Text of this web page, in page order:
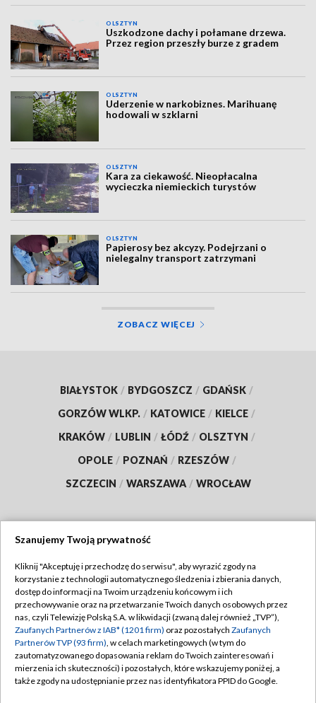
OLSZTYN
Uszkodzone dachy i połamane drzewa.
Przez region przeszły burze z gradem
OLSZTYN
Uderzenie w narkobiznes. Marihuanę
hodowali w szklarni
OLSZTYN
Kara za ciekawość. Nieopłacalna
wycieczka niemieckich turystów
OLSZTYN
Papierosy bez akcyzy. Podejrzani o
nielegalny transport zatrzymani
ZOBACZ WIĘCEJ
BIAŁYSTOK / BYDGOSZCZ / GDAŃSK /
GORZÓW WLKP. / KATOWICE / KIELCE /
KRAKÓW / LUBLIN / ŁÓDŹ / OLSZTYN /
OPOLE / POZNAŃ / RZESZÓW /
SZCZECIN / WARSZAWA / WROCŁAW
TVP
Abonament TVP
Emisja w TVP
Centrum informacji TVP
Naziemna Telewizja Cyfrowa
Regulamin TVP
Polityka prywatności
Moje zgody
Pomoc
Szanujemy Twoją prywatność
Kliknij "Akceptuję i przechodzę do serwisu", aby wyrazić zgody na
korzystanie z technologii automatycznego śledzenia i zbierania danych,
dostęp do informacji na Twoim urządzeniu końcowym i ich
przechowywanie oraz na przetwarzanie Twoich danych osobowych przez
nas, czyli Telewizję Polską S.A. w likwidacji (zwaną dalej również „TVP”),
Zaufanych Partnerów z IAB* (1201 firm) oraz pozostałych Zaufanych
Partnerów TVP (93 firm), w celach marketingowych (w tym do
zautomatyzowanego dopasowania reklam do Twoich zainteresowań i
mierzenia ich skuteczności) i pozostałych, które wskazujemy poniżej, a
także zgody na udostępnianie przez nas identyfikatora PPID do Google.